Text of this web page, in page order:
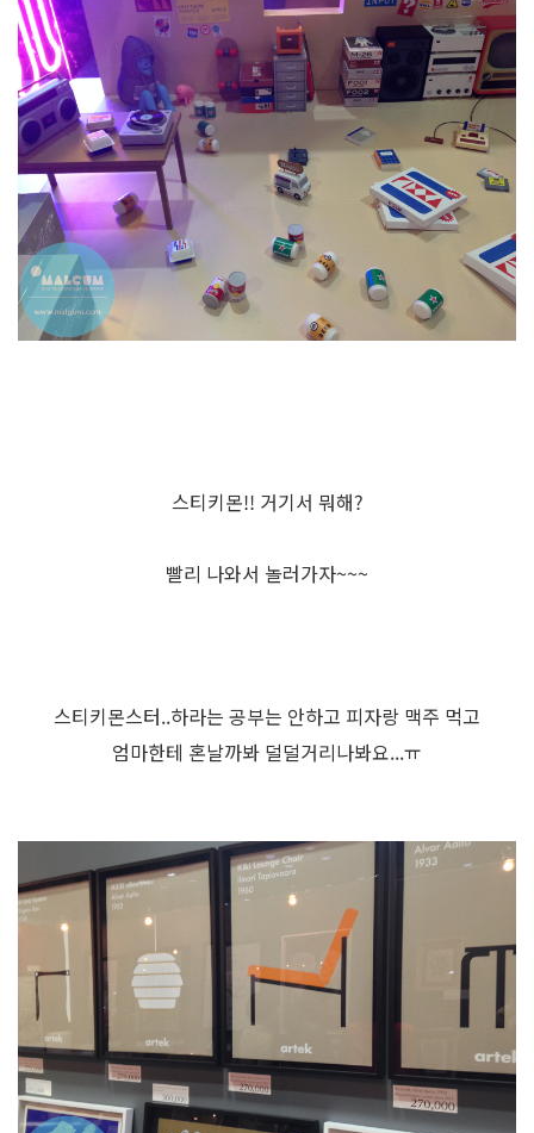
스티키몬!! 거기서 뭐해?
빨리 나와서 놀러가자~~~
스티키몬스터..하라는 공부는 안하고 피자랑 맥주 먹고
엄마한테 혼날까봐 덜덜거리나봐요...ㅠ